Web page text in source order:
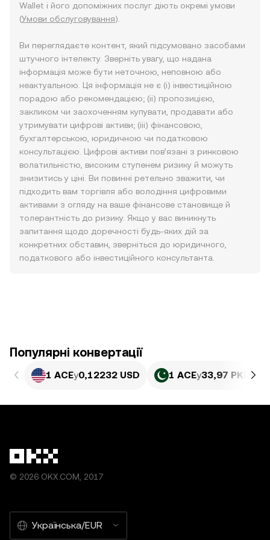
Wallet і його допоміжних послуг діють окремі умови
(Умови обслуговування).
Ви переглядаєте контент, який підсумовано засобами
штучного інтелекту. Зверніть увагу, що надана
інформація може бути неточною, неповною або
неактуальною. Ця інформація не є (i) інвестиційною
порадою або рекомендацією; (ii) пропозицією,
закликом чи заохоченням купувати, продавати або
утримувати цифрові активи; (iii) фінансовою,
бухгалтерською, юридичною чи податковою
консультацією. Цифрові активи пов’язані з ринковою
волатильністю, високим ступенем ризику й можуть
знизитись у ціні. Ви повинні ретельно зважити, чи
підходить вам торгівля або володіння цифровими
активами з огляду на ваше фінансове становище й
толерантність до ризику. Якщо у вас виникнуть
запитання щодо доречності будь-яких дій за
конкретних обставин, зверніться до юридичного,
податкового або інвестиційного консультанта.
Популярні конвертації
1 ACEу0,12232 USD 1 ACEу33,97 PKR
© 2026 OKX.COM, 2017
Українська/EUR